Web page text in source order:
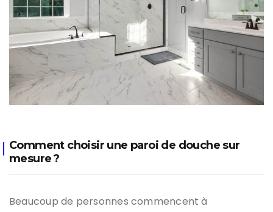
Comment choisir une paroi de douche sur
mesure ?
Beaucoup de personnes commencent à